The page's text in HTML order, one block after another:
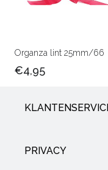
Organza lint 25mm/66
€4,95
PRIVACY